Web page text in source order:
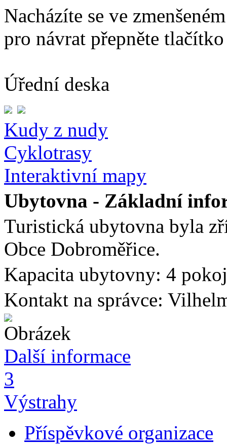
Nacházíte se ve
pro návrat přepněte tlačítko
Úřední deska
Kudy z nudy
Cyklotrasy
Interaktivní mapy
Ubytovna - Základní
Turistická ubytovna byla
Obce Dobroměřice.
Kapacita ubytovny: 4
Kontakt na správce:
Další informace
3
Výstrahy
Příspěvkové organizace